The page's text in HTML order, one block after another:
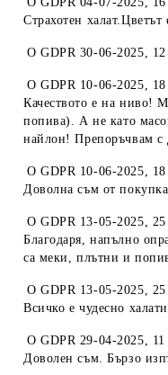
Страхотен халат.Цветът
OGDPR 30-06-2025,
OGDPR 10-06-2025,
Качеството е на ниво!
попива). А не като
найлон! Препоръчвам с
OGDPR 10-06-2025,
Доволна съм от
OGDPR 13-05-2025,
Благодаря, напълно
са меки, плътни и
OGDPR 13-05-2025,
Всичко е чудесно
OGDPR 29-04-2025,
Доволен съм. Бързо